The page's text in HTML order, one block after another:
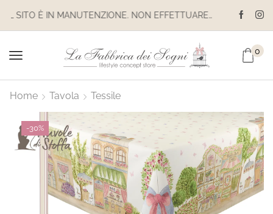
IL SITO È IN MANUTENZIONE. NON EFFETTUARE ACQUISTI. LE SPEDIZIONI SONO SOSPESE
0
Home Tavola Tessile
-30%